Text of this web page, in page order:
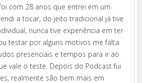
com 28 anos que entrei em um
a tocar, do jeito tradicional já tive
nunca tive experiência em ter
testar por alguns motivos me falta
presenciais e tempos para ir ao
vale o teste. Depois do Podcast fui
realmente são bem mais em